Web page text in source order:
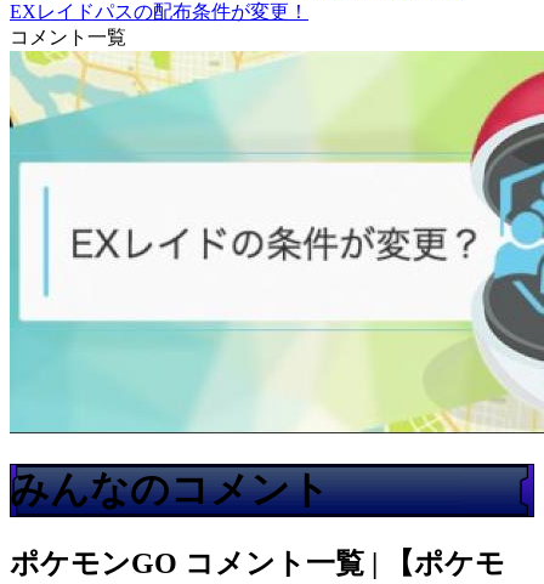
EXレイドパスの配布条件が変更！
コメント一覧
みんなのコメント
ポケモンGO コメント一覧 | 【ポケモ